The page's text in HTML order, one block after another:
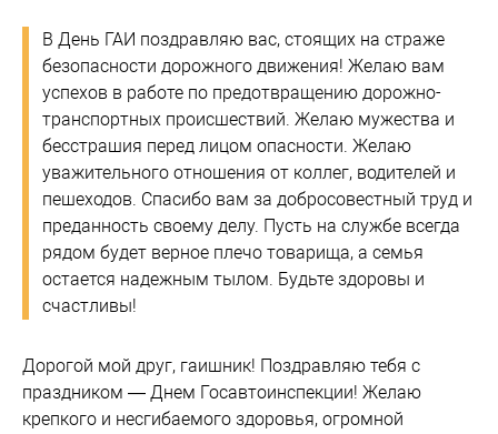
В День ГАИ поздравляю вас, стоящих на страже
безопасности дорожного движения! Желаю вам
успехов в работе по предотвращению дорожно-
транспортных происшествий. Желаю мужества и
бесстрашия перед лицом опасности. Желаю
уважительного отношения от коллег, водителей и
пешеходов. Спасибо вам за добросовестный труд и
преданность своему делу. Пусть на службе всегда
рядом будет верное плечо товарища, а семья
остается надежным тылом. Будьте здоровы и
счастливы!
Дорогой мой друг, гаишник! Поздравляю тебя с
праздником — Днем Госавтоинспекции! Желаю
крепкого и несгибаемого здоровья, огромной